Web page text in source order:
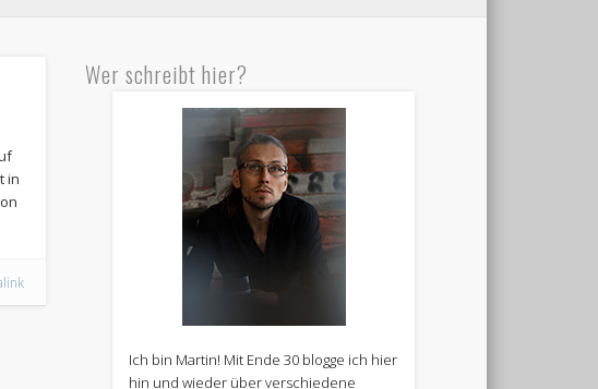
in
Wer schreibt hier?
Ich bin Martin! Mit Ende 30 blogge ich hier
hin und wieder über verschiedene